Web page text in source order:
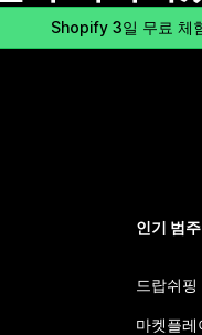
Shopify 3일 무료 체
인기 범주
드랍쉬핑
마켓플레